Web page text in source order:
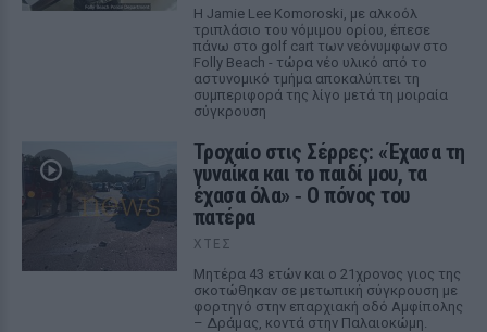
Η Jamie Lee Komoroski, με αλκοόλ
τριπλάσιο του νόμιμου ορίου, έπεσε
πάνω στο golf cart των νεόνυμφων στο
Folly Beach - τώρα νέο υλικό από το
αστυνομικό τμήμα αποκαλύπτει τη
συμπεριφορά της λίγο μετά τη μοιραία
σύγκρουση
Τροχαίο στις Σέρρες: «Έχασα τη
γυναίκα και το παιδί μου, τα
έχασα όλα» ‑ Ο πόνος του
πατέρα
ΧΤΕΣ
Μητέρα 43 ετών και ο 21χρονος γιος της
σκοτώθηκαν σε μετωπική σύγκρουση με
φορτηγό στην επαρχιακή οδό Αμφίπολης
– Δράμας, κοντά στην Παλαιοκώμη.